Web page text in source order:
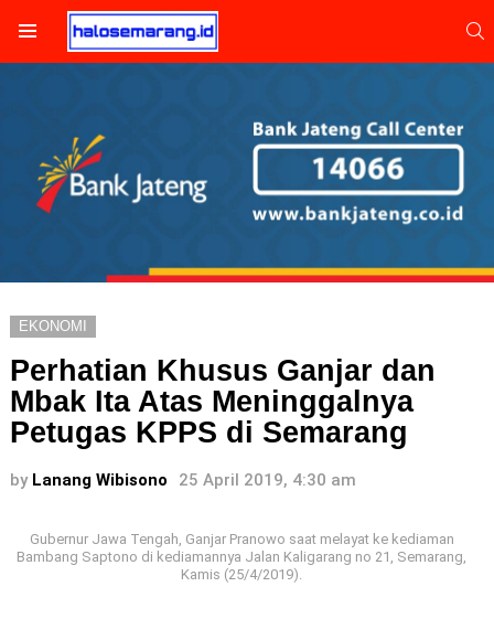
EKONOMI
Perhatian Khusus Ganjar dan
Mbak Ita Atas Meninggalnya
Petugas KPPS di Semarang
by Lanang Wibisono 25 April 2019, 4:30 am
Gubernur Jawa Tengah, Ganjar Pranowo saat melayat ke kediaman
Bambang Saptono di kediamannya Jalan Kaligarang no 21, Semarang,
Kamis (25/4/2019).